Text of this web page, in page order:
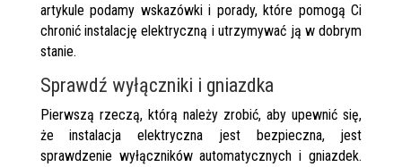
artykule podamy wskazówki i porady, które pomogą Ci
chronić instalację elektryczną i utrzymywać ją w dobrym
stanie.
Sprawdź wyłączniki i gniazdka
Pierwszą rzeczą, którą należy zrobić, aby upewnić się,
że instalacja elektryczna jest bezpieczna, jest
sprawdzenie wyłączników automatycznych i gniazdek.